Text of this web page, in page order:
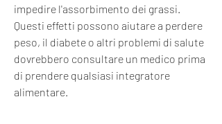
impedire l'assorbimento dei grassi.
Questi effetti possono aiutare a perdere
peso, il diabete o altri problemi di salute
dovrebbero consultare un medico prima
di prendere qualsiasi integratore
alimentare.